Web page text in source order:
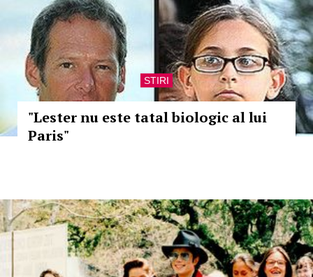
STIRI
"Lester nu este tatal biologic al lui
Paris"